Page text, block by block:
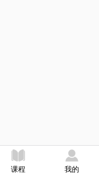
课程 我的